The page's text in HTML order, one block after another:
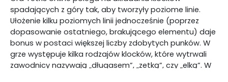
spadających z góry tak, aby tworzyły poziome linie.
Ułożenie kilku poziomych linii jednocześnie (poprzez
dopasowanie ostatniego, brakującego elementu) daje
bonus w postaci większej liczby zdobytych punków. W
grze występuje kilka rodzajów klocków, które wytrwali
zawodnicy nazywają „długasem”, „zetką”, czy „elką”. W